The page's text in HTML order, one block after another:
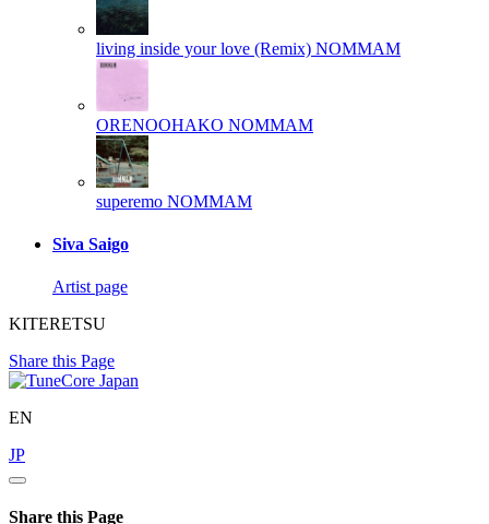
living inside your love (Remix) NOMMAM
ORENOOHAKO NOMMAM
superemo NOMMAM
Siva Saigo
Artist page
KITERETSU
Share this Page
EN
JP
Share this Page